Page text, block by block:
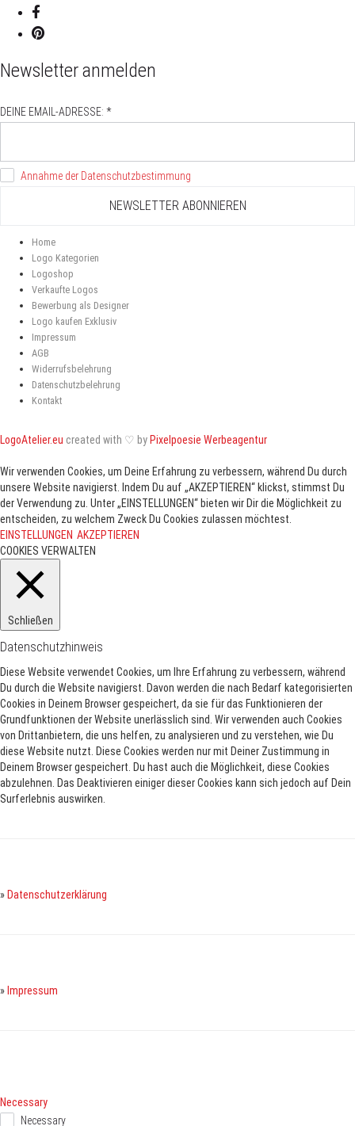
Newsletter anmelden
DEINE EMAIL-ADRESSE: *
Annahme der Datenschutzbestimmung
Home
Logo Kategorien
Logoshop
Verkaufte Logos
Bewerbung als Designer
Logo kaufen Exklusiv
Impressum
AGB
Widerrufsbelehrung
Datenschutzbelehrung
Kontakt
LogoAtelier.eu created with ♡ by Pixelpoesie Werbeagentur
Wir verwenden Cookies, um Deine Erfahrung zu verbessern, während Du durch
unsere Website navigierst. Indem Du auf „AKZEPTIEREN“ klickst, stimmst Du
der Verwendung zu. Unter „EINSTELLUNGEN“ bieten wir Dir die Möglichkeit zu
entscheiden, zu welchem Zweck Du Cookies zulassen möchtest.
EINSTELLUNGEN AKZEPTIEREN
COOKIES VERWALTEN
Schließen
Datenschutzhinweis
Diese Website verwendet Cookies, um Ihre Erfahrung zu verbessern, während
Du durch die Website navigierst. Davon werden die nach Bedarf kategorisierten
Cookies in Deinem Browser gespeichert, da sie für das Funktionieren der
Grundfunktionen der Website unerlässlich sind. Wir verwenden auch Cookies
von Drittanbietern, die uns helfen, zu analysieren und zu verstehen, wie Du
diese Website nutzt. Diese Cookies werden nur mit Deiner Zustimmung in
Deinem Browser gespeichert. Du hast auch die Möglichkeit, diese Cookies
abzulehnen. Das Deaktivieren einiger dieser Cookies kann sich jedoch auf Dein
Surferlebnis auswirken.
» Datenschutzerklärung
» Impressum
Necessary
Necessary